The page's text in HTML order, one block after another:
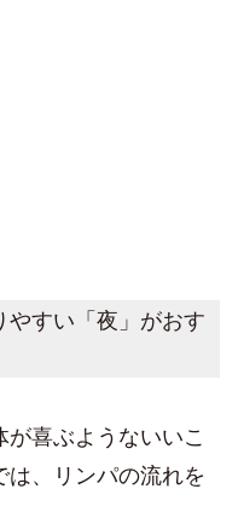
やすい「夜」がおす
喜ぶようないいこ
は、リンパの流れを